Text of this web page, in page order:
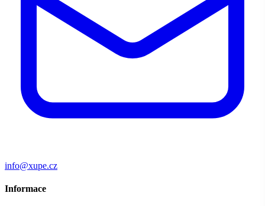
info@xupe.cz
Informace